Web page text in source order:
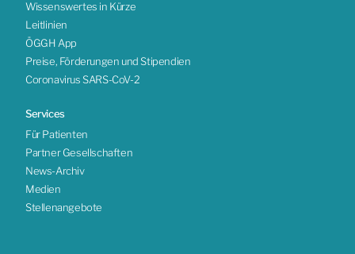
Wissenswertes in Kürze
Leitlinien
ÖGGH App
Preise, Förderungen und Stipendien
Coronavirus SARS-CoV-2
Services
Für Patienten
Partner Gesellschaften
News-Archiv
Medien
Stellenangebote